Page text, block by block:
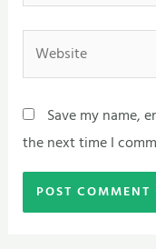
Website
Save my name,
the next time I